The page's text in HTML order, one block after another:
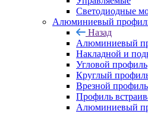
Светодиодные
Алюминиевый
Назад
Алюминиевый
Накладной и
Угловой профиль
Круглый
Врезной профиль
Профиль
Алюминиевый